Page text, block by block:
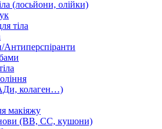
(лосьйони, олійки)
тіла
Антиперспіранти
колаген…)
макіяжу
(BB, CC, кушони)